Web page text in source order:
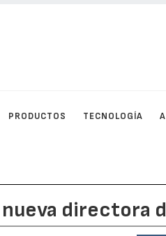
PRODUCTOS TECNOLOGÍA
directora